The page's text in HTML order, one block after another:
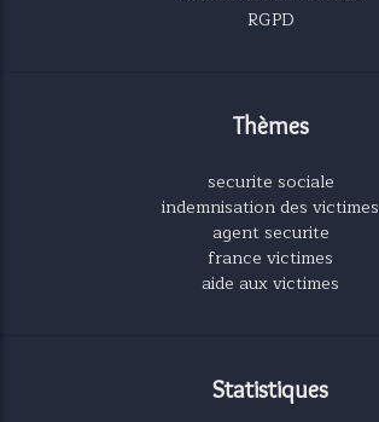
RGPD
Thèmes
securite sociale
indemnisation des victimes
agent securite
france victimes
aide aux victimes
Statistiques